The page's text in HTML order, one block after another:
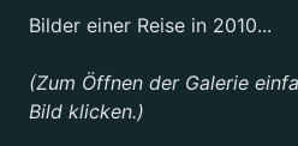
Bilder einer Reise in 2010...
(Zum Öffnen der Galerie
Bild klicken.)